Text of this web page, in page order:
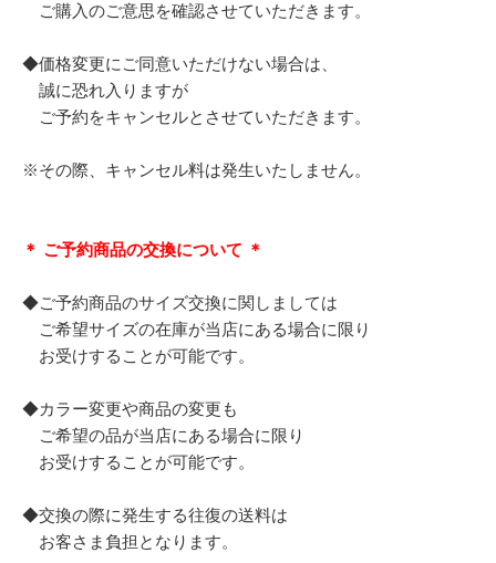
ご購入のご意思を確認させていただきます。
◆価格変更にご同意いただけない場合は、
誠に恐れ入りますが
ご予約をキャンセルとさせていただきます。
※その際、キャンセル料は発生いたしません。
＊ ご予約商品の交換について ＊
◆ご予約商品のサイズ交換に関しましては
ご希望サイズの在庫が当店にある場合に限り
お受けすることが可能です。
◆カラー変更や商品の変更も
ご希望の品が当店にある場合に限り
お受けすることが可能です。
◆交換の際に発生する往復の送料は
お客さま負担となります。